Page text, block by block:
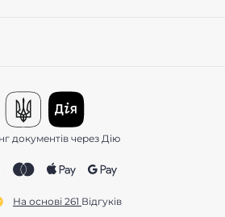
документів через Дію
На основі 261 відгуків